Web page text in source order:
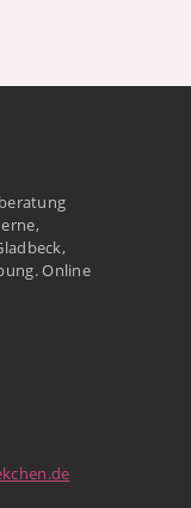
Online